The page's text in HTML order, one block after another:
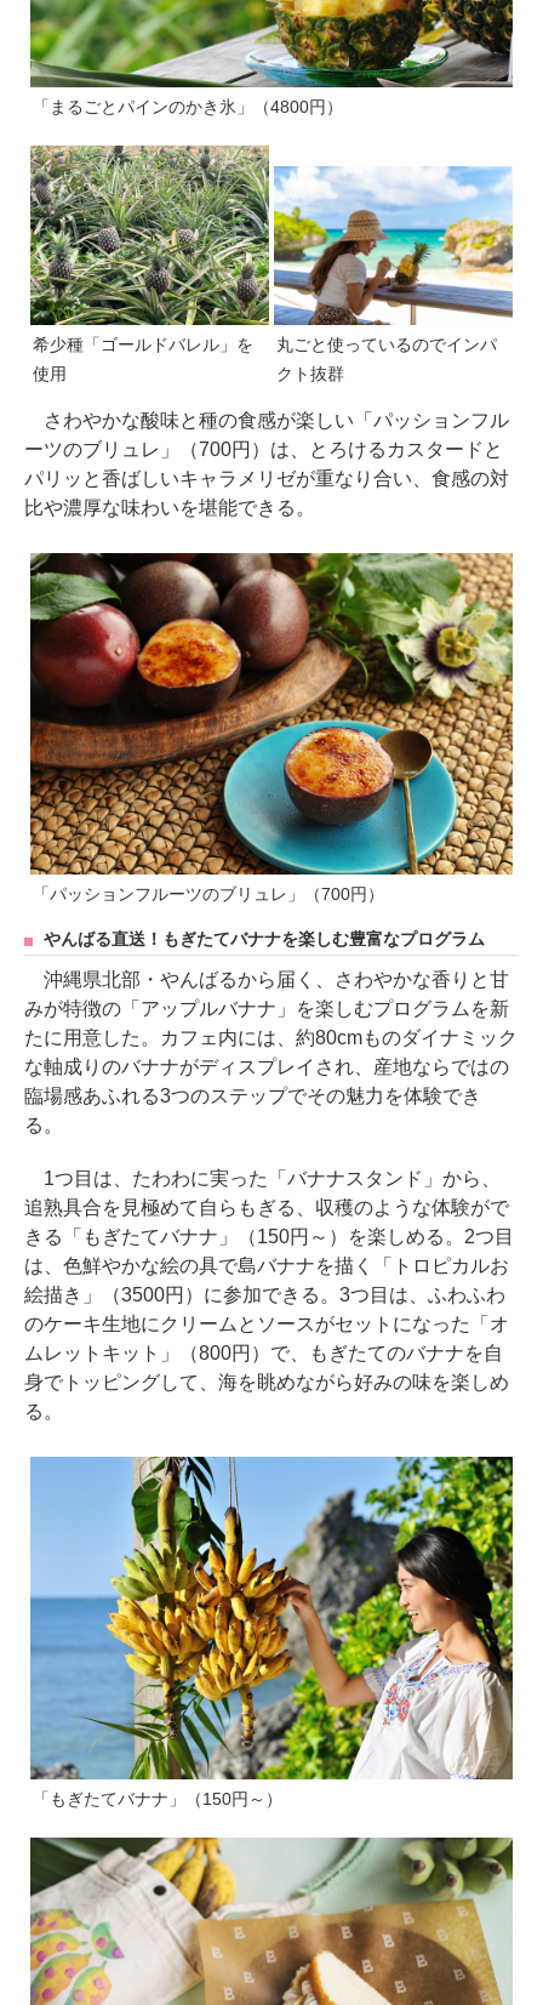
「まるごとパインのかき氷」（4800円）
希少種「ゴールドバレル」を
使用
丸ごと使っているのでインパ
クト抜群
さわやかな酸味と種の食感が楽しい「パッションフル
ーツのブリュレ」（700円）は、とろけるカスタードと
パリッと香ばしいキャラメリゼが重なり合い、食感の対
比や濃厚な味わいを堪能できる。
「パッションフルーツのブリュレ」（700円）
やんばる直送！もぎたてバナナを楽しむ豊富なプログラム
沖縄県北部・やんばるから届く、さわやかな香りと甘
みが特徴の「アップルバナナ」を楽しむプログラムを新
たに用意した。カフェ内には、約80cmものダイナミック
な軸成りのバナナがディスプレイされ、産地ならではの
臨場感あふれる3つのステップでその魅力を体験でき
る。
1つ目は、たわわに実った「バナナスタンド」から、
追熟具合を見極めて自らもぎる、収穫のような体験がで
きる「もぎたてバナナ」（150円～）を楽しめる。2つ目
は、色鮮やかな絵の具で島バナナを描く「トロピカルお
絵描き」（3500円）に参加できる。3つ目は、ふわふわ
のケーキ生地にクリームとソースがセットになった「オ
ムレットキット」（800円）で、もぎたてのバナナを自
身でトッピングして、海を眺めながら好みの味を楽しめ
る。
「もぎたてバナナ」（150円～）